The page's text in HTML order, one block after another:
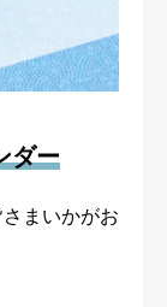
ダー
まいかがお